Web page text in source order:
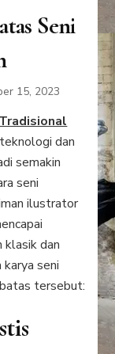
Seni
15, 2023
dan
semakin
seni
ilustrator
klasik dan
seni
tersebut: